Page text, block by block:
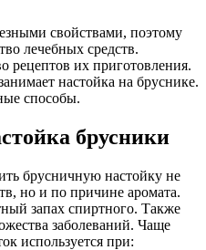
свойствами, поэтому
лечебных средств.
рецептов их приготовления.
настойка на бруснике.
способы.
брусники
брусничную настойку не
но и по причине аромата.
запах спиртного. Также
заболеваний. Чаще
используется при: